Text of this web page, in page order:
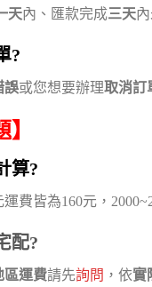
天內、匯款完成三天
?
誤或您想要辦理取消訂
算?
費皆為160元，
配?
區運費請先詢問 ，依實